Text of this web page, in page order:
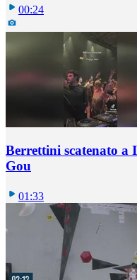
00:24
Berrettini scatenato a
Gou
01:33